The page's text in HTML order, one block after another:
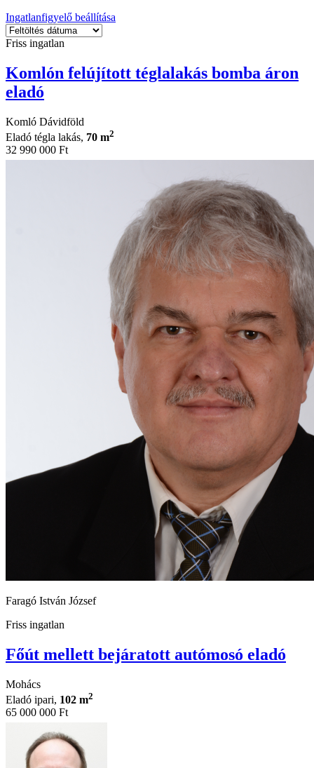
Ingatlanfigyelő beállítása
Friss ingatlan
Komlón felújított téglalakás bomba áron
eladó
Komló Dávidföld
Eladó tégla lakás, 70 m2
32 990 000 Ft
Faragó István József
Friss ingatlan
Főút mellett bejáratott autómosó eladó
Mohács
Eladó ipari, 102 m2
65 000 000 Ft